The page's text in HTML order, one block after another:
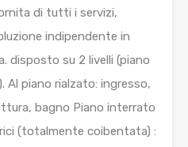
di tutti i servizi,
indipendente in
disposto su 2 livelli (piano
Al piano rialzato: ingresso,
bagno Piano interrato
(totalmente coibentata) :